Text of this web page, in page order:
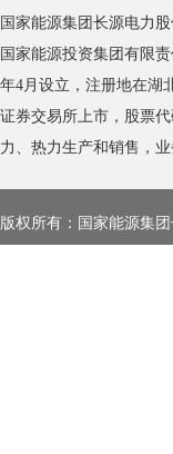
国家能源集团长源电力
国家能源投资集团有限
年4月设立，注册地在湖
证券交易所上市，股票
力、热力生产和销售，
版权所有：国家能源集